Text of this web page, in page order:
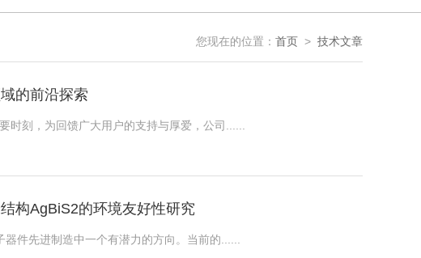
您现在的位置： 首页 > 技术文章
域的前沿探索
刻，为回馈广大用户的支持与厚爱，公司......
构AgBiS2的环境友好性研究
件先进制造中一个有潜力的方向。当前的......